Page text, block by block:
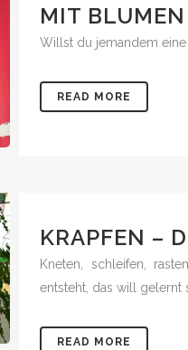
MIT
Willst du jemandem eine
READ MORE
KRAPFEN –
Kneten, schleifen,
entsteht, das will gelernt
READ MORE